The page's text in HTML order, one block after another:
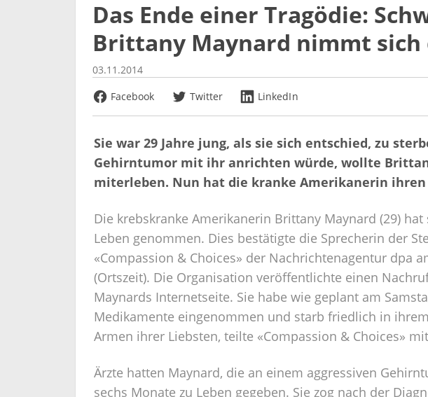
Das Ende einer Tragödie:
Brittany Maynard nimmt sich
03.11.2014
Facebook
Twitter LinkedIn
Sie war 29 Jahre jung, als sie sich entschied, zu
Gehirntumor mit ihr anrichten würde, wollte
miterleben. Nun hat die kranke Amerikanerin ihren
Die krebskranke Amerikanerin Brittany Maynard (29)
Leben genommen. Dies bestätigte die Sprecherin der
«Compassion & Choices» der Nachrichtenagentur dpa
(Ortszeit). Die Organisation veröffentlichte einen
Maynards Internetseite. Sie habe wie geplant am
Medikamente eingenommen und starb friedlich in
Armen ihrer Liebsten, teilte «Compassion & Choices»
Ärzte hatten Maynard, die an einem aggressiven
sechs Monate zu Leben gegeben. Sie zog nach der